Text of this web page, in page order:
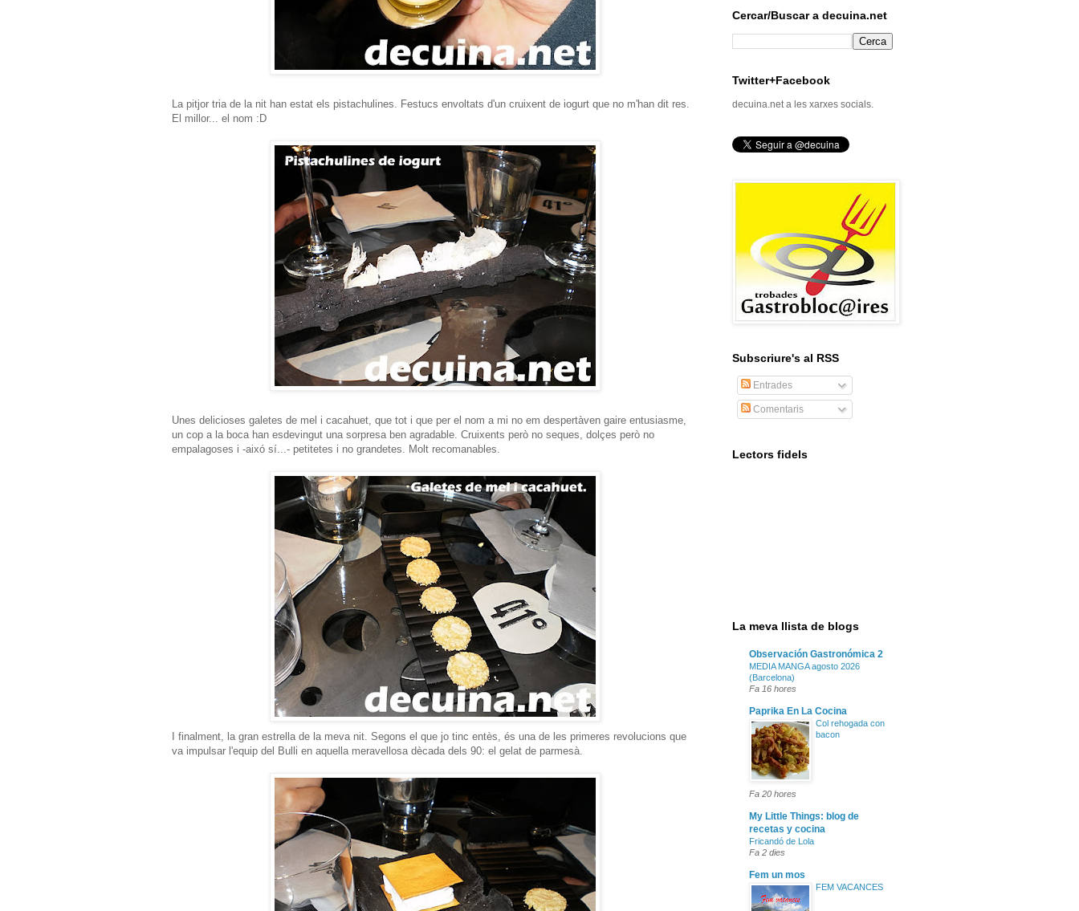
La pitjor tria de la nit han estat els pistachulines. Festucs envoltats d'un cruixent de iogurt que no m'han dit res.
El millor... el nom :D
Unes delicioses galetes de mel i cacahuet, que tot i que per el nom a mi no em despertàven gaire entusiasme,
un cop a la boca han esdevingut una sorpresa ben agradable. Cruixents però no seques, dolçes però no
empalagoses i -aixó sí...- petitetes i no grandetes. Molt recomanables.
I finalment, la gran estrella de la meva nit. Segons el que jo tinc entès, és una de les primeres revolucions que
va impulsar l'equip del Bulli en aquella meravellosa dècada dels 90: el gelat de parmesà.
Cercar/Buscar a decuina.net
Twitter+Facebook
decuina.net a les xarxes socials.
Subscriure's al RSS
Entrades
Comentaris
Lectors fidels
La meva llista de blogs
Observación Gastronómica 2
MEDIA MANGA agosto 2026
(Barcelona)
Fa 16 hores
Paprika En La Cocina
Col rehogada con
bacon
Fa 20 hores
My Little Things: blog de
recetas y cocina
Fricandó de Lola
Fa 2 dies
Fem un mos
FEM VACANCES